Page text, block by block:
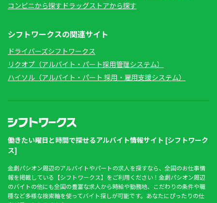
コンビニから探す ドラッグストアから探す
シフトワークスの関連サイト
ドライバーズシフトワークス
リクオプ（アルバイト・パート採用管理システム）
ハイソル（アルバイト・パート 採用・雇用支援システム）
働きたい曜日と時間で探せるアルバイト情報サイト [シフトワーク
ス]
金劇パシオン周辺のアルバイトやパートの求人を探すなら、全国のお仕事情
報を掲載している【シフトワークス】をご利用ください！金劇パシオン周辺
のバイトの他にも全国の豊富な求人から時給や勤務地、こだわりの条件や職
種など多様な検索軸を使ってバイト探しが可能です。あなたにぴったりの仕